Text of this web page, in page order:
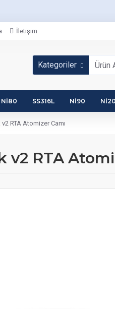
İletişim
Kategoriler
NI80 SS316L NI90
RTA Atomizer Camı
v2 RTA